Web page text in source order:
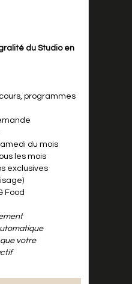
du Studio en
programmes
du mois
les mois
exclusives
Food
votre